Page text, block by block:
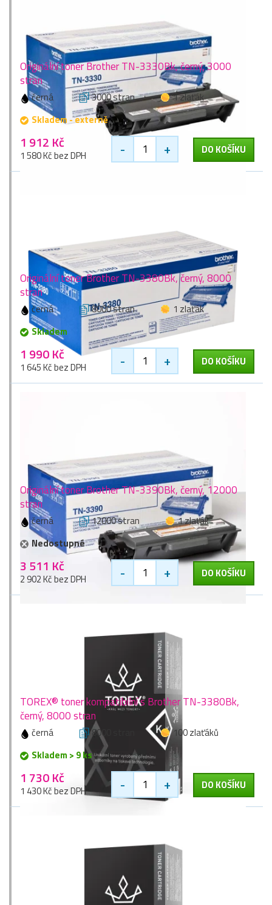
Originální toner Brother TN-3330Bk, černý, 3000
stran
černá 3000 stran
1 zlaťák
Skladem - externě
1 912 Kč
1 580 Kč bez DPH - + DO KOŠÍKU
Originální toner Brother TN-3380Bk, černý, 8000
stran
černá 8000 stran
1 zlaťák
Skladem
1 990 Kč
1 645 Kč bez DPH - + DO KOŠÍKU
Originální toner Brother TN-3390Bk, černý, 12000
stran
černá 12000 stran
1 zlaťák
Nedostupné
3 511 Kč
2 902 Kč bez DPH - + DO KOŠÍKU
TOREX® toner kompatibilní s Brother TN-3380Bk,
černý, 8000 stran
černá 8000 stran
100 zlaťáků
Skladem > 9 ks
1 730 Kč
1 430 Kč bez DPH - + DO KOŠÍKU